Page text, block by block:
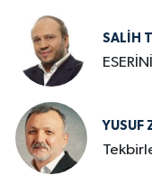
SALIH
YUSUF